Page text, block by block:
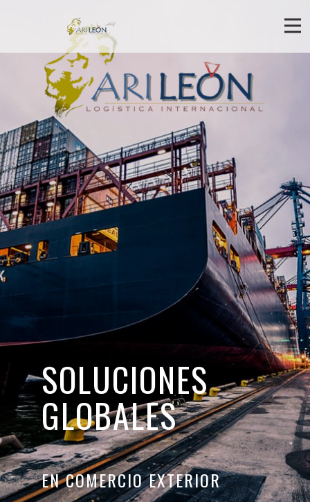
SOLUCIONES
GLOBALES
EN COMERCIO EXTERIOR